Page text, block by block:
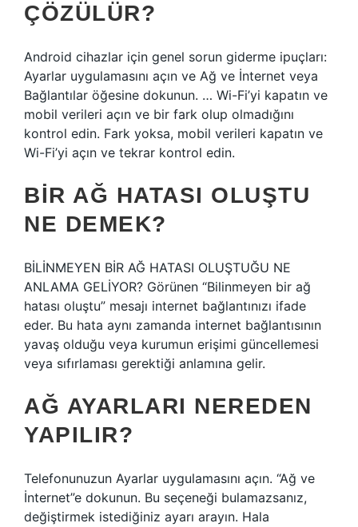
ÇÖZÜLÜR?
Android cihazlar için genel sorun giderme ipuçları:
Ayarlar uygulamasını açın ve Ağ ve İnternet veya
Bağlantılar öğesine dokunun. … Wi-Fi’yi kapatın ve
mobil verileri açın ve bir fark olup olmadığını
kontrol edin. Fark yoksa, mobil verileri kapatın ve
Wi-Fi’yi açın ve tekrar kontrol edin.
BIR AĞ HATASI OLUŞTU
NE DEMEK?
BİLİNMEYEN BİR AĞ HATASI OLUŞTUĞU NE
ANLAMA GELİYOR? Görünen “Bilinmeyen bir ağ
hatası oluştu” mesajı internet bağlantınızı ifade
eder. Bu hata aynı zamanda internet bağlantısının
yavaş olduğu veya kurumun erişimi güncellemesi
veya sıfırlaması gerektiği anlamına gelir.
AĞ AYARLARI NEREDEN
YAPILIR?
Telefonunuzun Ayarlar uygulamasını açın. “Ağ ve
İnternet”e dokunun. Bu seçeneği bulamazsanız,
değiştirmek istediğiniz ayarı arayın. Hala